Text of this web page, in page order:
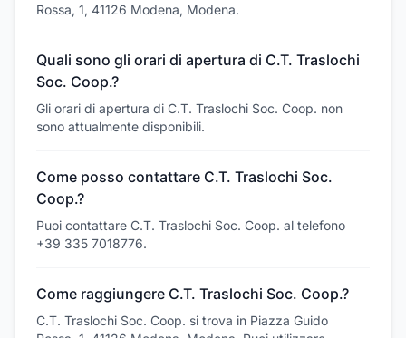
Rossa, 1, 41126 Modena, Modena.
Quali sono gli orari di apertura di C.T. Traslochi
Soc. Coop.?
Gli orari di apertura di C.T. Traslochi Soc. Coop. non
sono attualmente disponibili.
Come posso contattare C.T. Traslochi Soc.
Coop.?
Puoi contattare C.T. Traslochi Soc. Coop. al telefono
+39 335 7018776.
Come raggiungere C.T. Traslochi Soc. Coop.?
C.T. Traslochi Soc. Coop. si trova in Piazza Guido